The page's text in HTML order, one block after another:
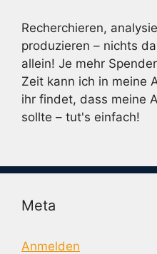
Recherchieren,
produzieren – nichts
allein! Je mehr
Zeit kann ich in meine
ihr findet, dass meine
sollte – tut's einfach!
Meta
Anmelden